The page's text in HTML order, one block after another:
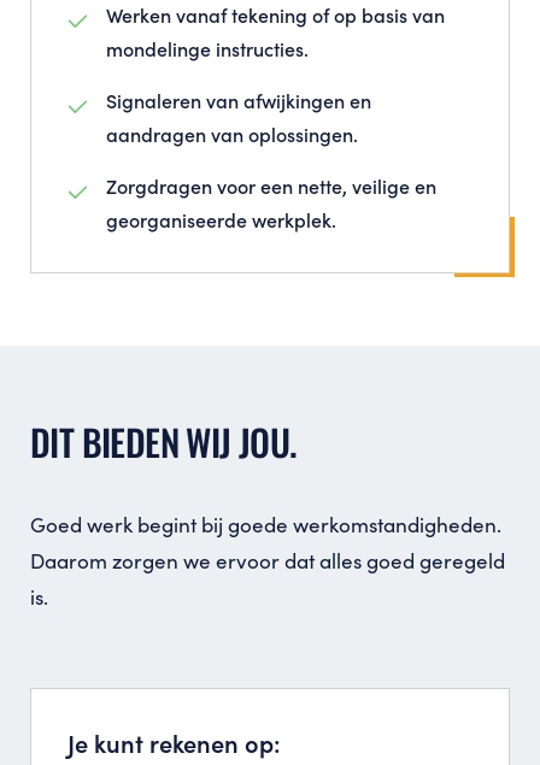
Werken vanaf tekening of op basis van
mondelinge instructies.
Signaleren van afwijkingen en
aandragen van oplossingen.
Zorgdragen voor een nette, veilige en
georganiseerde werkplek.
DIT BIEDEN WIJ JOU.
Goed werk begint bij goede werkomstandigheden.
Daarom zorgen we ervoor dat alles goed geregeld
is.
Je kunt rekenen op: